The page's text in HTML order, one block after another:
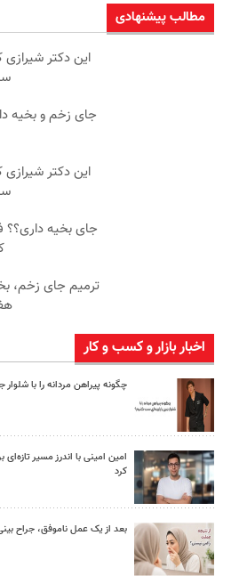
مطالب پیشنهادی
این دکتر شیرازی
این دکتر شیرازی
اخبار بازار و کسب و کار
چگونه پیراهن مردانه را با
امین امینی با اندرز مسیر
کرد
بعد از یک عمل ناموفق، جراح